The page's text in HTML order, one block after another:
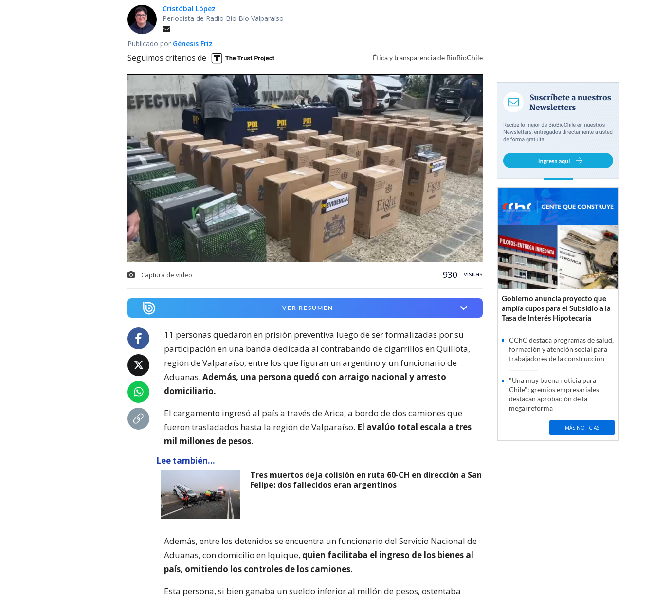
Cristóbal López
Periodista de Radio Bío Bío Valparaíso
Publicado por Génesis Friz
Seguimos criterios de Ética y transparencia de BioBioChile
Captura de video 930 visitas
VER RESUMEN
11 personas quedaron en prisión preventiva luego de ser formalizadas por su
participación en una banda dedicada al contrabando de cigarrillos en Quillota,
región de Valparaíso, entre los que figuran un argentino y un funcionario de
Aduanas. Además, una persona quedó con arraigo nacional y arresto
domiciliario.
El cargamento ingresó al país a través de Arica, a bordo de dos camiones que
fueron trasladados hasta la región de Valparaíso. El avalúo total escala a tres
mil millones de pesos.
Lee también...
Tres muertos deja colisión en ruta 60-CH en dirección a San
Felipe: dos fallecidos eran argentinos
Además, entre los detenidos se encuentra un funcionario del Servicio Nacional de
Aduanas, con domicilio en Iquique, quien facilitaba el ingreso de los bienes al
país, omitiendo los controles de los camiones.
Esta persona, si bien ganaba un sueldo inferior al millón de pesos, ostentaba
Gobierno anuncia proyecto que
amplía cupos para el Subsidio a la
Tasa de Interés Hipotecaria
CChC destaca programas de salud,
formación y atención social para
trabajadores de la construcción
"Una muy buena noticia para
Chile": gremios empresariales
destacan aprobación de la
megarreforma
MÁS NOTICIAS